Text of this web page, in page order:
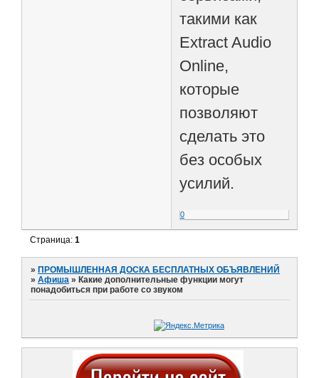
такими как
Extract Audio
Online,
которые
позволяют
сделать это
без особых
усилий.
0
Страница:1
»ПРОМЫШЛЕННАЯ ДОСКА БЕСПЛАТНЫХ ОБЪЯВЛЕНИЙ
»Афиша »Какие дополнительные функции могут
понадобиться при работе со звуком